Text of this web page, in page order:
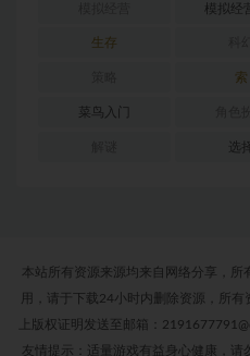
模拟经
生存
索
菜鸟入门
选
本站所有资源来源均来自网络分享，所
用，请于下载24小时内删除资源，所
上版权证明发送至邮箱：
友情提示：适量游戏有益身心健康，请